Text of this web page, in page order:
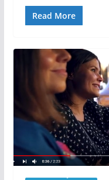
Read More